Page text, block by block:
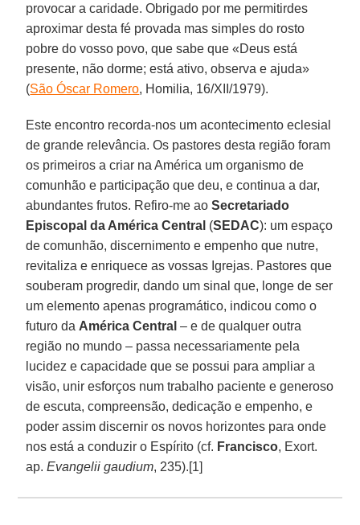
provocar a caridade. Obrigado por me permitirdes
aproximar desta fé provada mas simples do rosto
pobre do vosso povo, que sabe que «Deus está
presente, não dorme; está ativo, observa e ajuda»
(São Óscar Romero, Homilia, 16/XII/1979).
Este encontro recorda-nos um acontecimento eclesial
de grande relevância. Os pastores desta região foram
os primeiros a criar na América um organismo de
comunhão e participação que deu, e continua a dar,
abundantes frutos. Refiro-me aoSecretariado
Episcopal da América Central (SEDAC): um espaço
de comunhão, discernimento e empenho que nutre,
revitaliza e enriquece as vossas Igrejas. Pastores que
souberam progredir, dando um sinal que, longe de ser
um elemento apenas programático, indicou como o
futuro da América Central – e de qualquer outra
região no mundo – passa necessariamente pela
lucidez e capacidade que se possui para ampliar a
visão, unir esforços num trabalho paciente e generoso
de escuta, compreensão, dedicação e empenho, e
poder assim discernir os novos horizontes para onde
nos está a conduzir o Espírito (cf. Francisco, Exort.
ap.Evangelii gaudium, 235).[1]